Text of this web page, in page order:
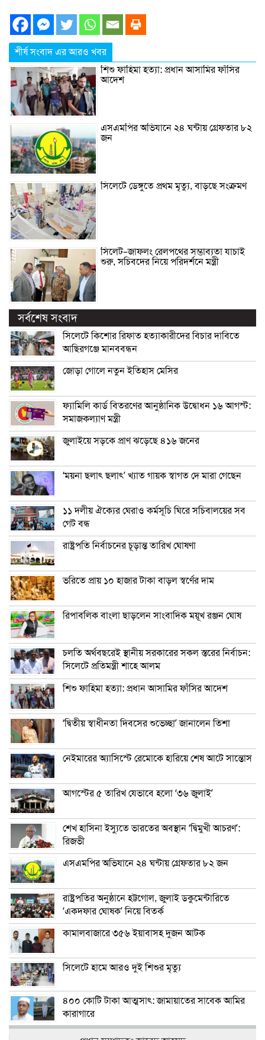
শীর্ষ সংবাদ এর আরও খবর
শিশু ফাহিমা হত্যা: প্রধান আসামির ফাঁসির
আদেশ
এসএমপির অভিযানে ২৪ ঘন্টায় গ্রেফতার ৮২
জন
সিলেটে ডেঙ্গুতে প্রথম মৃত্যু, বাড়ছে সংক্রমণ
সিলেট–জাফলং রেলপথের সম্ভাব্যতা যাচাই
শুরু, সচিবদের নিয়ে পরিদর্শনে মন্ত্রী
সর্বশেষ সংবাদ
সিলেটে কিশোর রিফাত হত্যাকারীদের বিচার দাবিতে
আছিরগঞ্জে মানববন্ধন
জোড়া গোলে নতুন ইতিহাস মেসির
ফ্যামিলি কার্ড বিতরণের আনুষ্ঠানিক উদ্বোধন ১৬ আগস্ট:
সমাজকল্যাণ মন্ত্রী
জুলাইয়ে সড়কে প্রাণ ঝড়েছে ৪১৬ জনের
‘ময়না ছলাৎ ছলাৎ’ খ্যাত গায়ক স্বাগত দে মারা গেছেন
১১ দলীয় ঐক্যের ঘেরাও কর্মসূচি ঘিরে সচিবালয়ের সব
গেট বন্ধ
রাষ্ট্রপতি নির্বাচনের চূড়ান্ত তারিখ ঘোষণা
ভরিতে প্রায় ১০ হাজার টাকা বাড়ল স্বর্ণের দাম
রিপাবলিক বাংলা ছাড়লেন সাংবাদিক ময়ূখ রঞ্জন ঘোষ
চলতি অর্থবছরেই স্থানীয় সরকারের সকল স্তরের নির্বাচন:
সিলেটে প্রতিমন্ত্রী শাহে আলম
শিশু ফাহিমা হত্যা: প্রধান আসামির ফাঁসির আদেশ
‘দ্বিতীয় স্বাধীনতা দিবসের শুভেচ্ছা’ জানালেন তিশা
নেইমারের অ্যাসিস্টে রেমোকে হারিয়ে শেষ আটে সান্তোস
আগস্টের ৫ তারিখ যেভাবে হলো ‘৩৬ জুলাই’
শেখ হাসিনা ইস্যুতে ভারতের অবস্থান ‘দ্বিমুখী আচরণ’:
রিজভী
এসএমপির অভিযানে ২৪ ঘন্টায় গ্রেফতার ৮২ জন
রাষ্ট্রপতির অনুষ্ঠানে হট্টগোল, জুলাই ডকুমেন্টারিতে
‘একদফার ঘোষক’ নিয়ে বিতর্ক
কামালবাজারে ৩৫৬ ইয়াবাসহ দুজন আটক
সিলেটে হামে আরও দুই শিশুর মৃত্যু
৪০০ কোটি টাকা আত্মসাৎ: জামায়াতের সাবেক আমির
কারাগারে